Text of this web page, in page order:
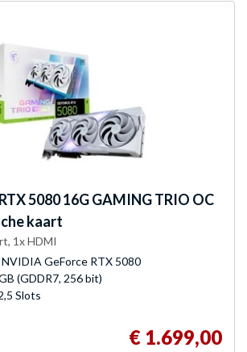
5080 16G GAMING TRIO OC
kaart
1x HDMI
GeForce RTX 5080
(GDDR7, 256 bit)
Slots
€ 1.699,00